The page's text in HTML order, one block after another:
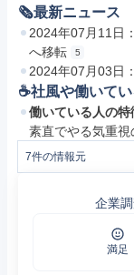
🗞最新ニュース
2024年07月11日
へ移転
5
2024年07月03日
☕️社風や働いて
働いている人の特
素直でやる気重視
7件の情報元
株式会社アクティブプ
本社の移転に関しまして
ホームページを公開しま
企業
満足